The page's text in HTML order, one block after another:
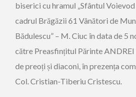
biserici cu hramul „Sfântul
cadrul Brăgăzii 61 Vânători de
Bădulescu” – M. Ciuc în data de 5
către Preasfințitul Părinte
de preoți și diaconi, în prezența
Col. Cristian-Tiberiu Cristescu.